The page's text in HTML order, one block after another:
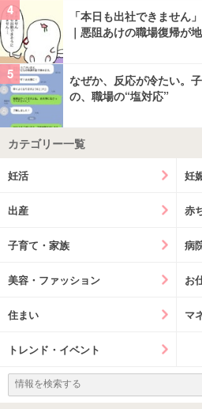
4
「本日も出社できません
｜悪阻あけの職場復帰が
5
なぜか、反応が冷たい。
の、職場の“塩対応”
カテゴリー一覧
妊活 妊
出産 赤
子育て・家族 病
美容・ファッション お
住まい マ
トレンド・イベント